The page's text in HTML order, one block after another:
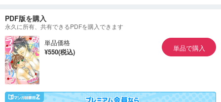
PDF版を購入
永久に所有、共有できるPDFを購入できます
単品価格
¥550(税込)
単品で購入